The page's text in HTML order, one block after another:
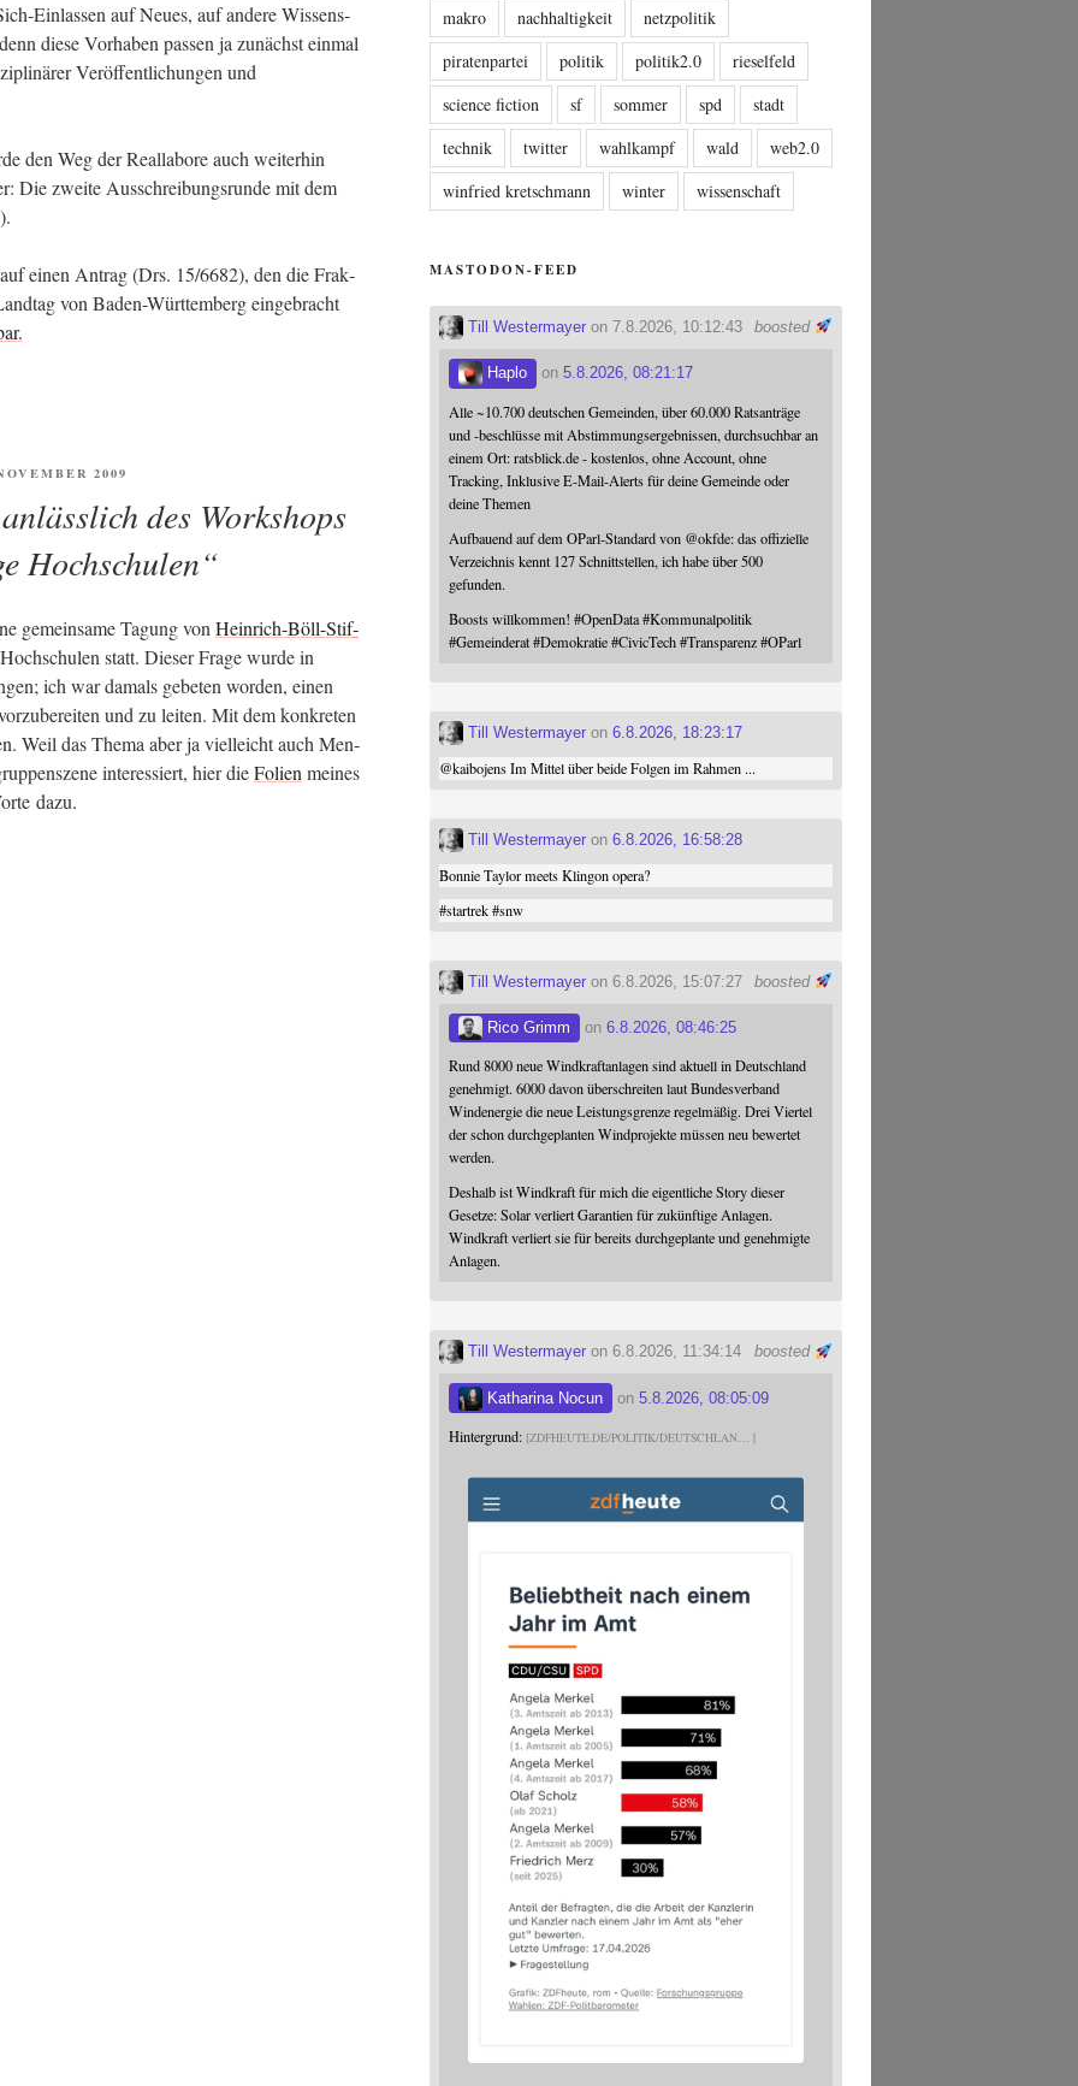
Ein­las­sen auf Neu­es, auf ande­re Wis­sens­
die­se Vor­ha­ben pas­sen ja zunächst ein­mal
Ver­öf­fent­li­chun­gen und
den Weg der Real­la­bo­re auch wei­ter­hin
Die zwei­te Aus­schrei­bungs­run­de mit dem
einen Antrag (Drs. 15/6682), den die Frak­
von Baden-Würt­tem­berg ein­ge­bracht
2009
des Workshops
Hochschulen“
gemein­sa­me Tagung von Hein­rich-Böll-Stif­
statt. Die­ser Fra­ge wur­de in
ich war damals gebe­ten wor­den, einen
und zu lei­ten. Mit dem kon­kre­ten
Weil das The­ma aber ja viel­leicht auch Men­
inter­es­siert, hier dieFoli­en mei­nes
dazu.
makro
nachhaltigkeit
netzpolitik
piratenpartei
politik politik2.0
rieselfeld
science fiction
sf sommer spd
stadt
technik
twitter wahlkampf wald
web2.0
winfried kretschmann
winter wissenschaft
MASTODON-FEED
boosted
Till Westermayer on 7.8.2026, 10:12:43
Haplo on5.8.2026, 08:21:17
Alle ~10.700 deutschen Gemeinden, über 60.000 Ratsanträge
und -beschlüsse mit Abstimmungsergebnissen, durchsuchbar an
einem Ort: ratsblick.de - kostenlos, ohne Account, ohne
Tracking, Inklusive E-Mail-Alerts für deine Gemeinde oder
deine Themen
Aufbauend auf dem OParl-Standard von @okfde: das offizielle
Verzeichnis kennt 127 Schnittstellen, ich habe über 500
gefunden.
Boosts willkommen!#OpenData #Kommunalpolitik
#Gemeinderat #Demokratie #CivicTech #Transparenz #OParl
Till Westermayer on6.8.2026, 18:23:17
@kaibojensIm Mittel über beide Folgen im Rahmen ...
Till Westermayer on6.8.2026, 16:58:28
Bonnie Taylor meets Klingon opera?
#startrek #snw
boosted
Till Westermayer on 6.8.2026, 15:07:27
Rico Grimm on6.8.2026, 08:46:25
Rund 8000 neue Windkraftanlagen sind aktuell in Deutschland
genehmigt. 6000 davon überschreiten laut Bundesverband
Windenergie die neue Leistungsgrenze regelmäßig. Drei Viertel
der schon durchgeplanten Windprojekte müssen neu bewertet
werden.
Deshalb ist Windkraft für mich die eigentliche Story dieser
Gesetze: Solar verliert Garantien für zukünftige Anlagen.
Windkraft verliert sie für bereits durchgeplante und genehmigte
Anlagen.
boosted
Till Westermayer on 6.8.2026, 11:34:14
Katharina Nocun on5.8.2026, 08:05:09
Hintergrund: ZDFHEUTE.DE/POLITIK/DEUTSCHLAN